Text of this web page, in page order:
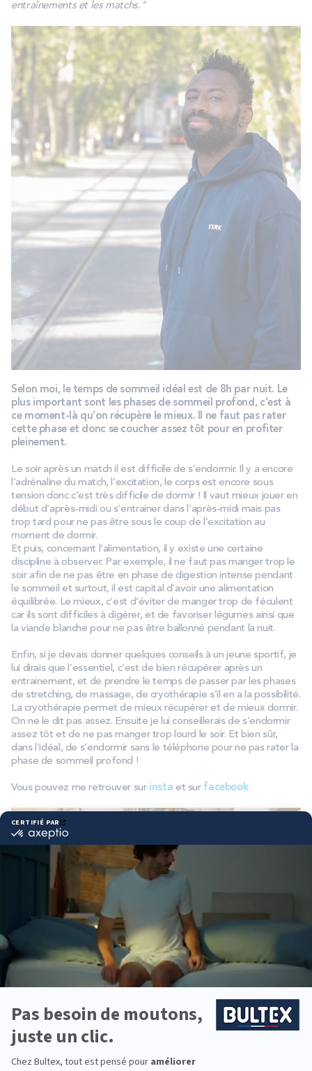
entraînements et les matchs."
Selon moi, le temps de sommeil idéal est de 8h par nuit. Le
plus important sont les phases de sommeil profond, c’est à
ce moment-là qu’on récupère le mieux. Il ne faut pas rater
cette phase et donc se coucher assez tôt pour en profiter
pleinement.
Le soir après un match il est difficile de s’endormir. Il y a encore
l’adrénaline du match, l’excitation, le corps est encore sous
tension donc c’est très difficile de dormir ! Il vaut mieux jouer en
début d’après-midi ou s’entrainer dans l’après-midi mais pas
trop tard pour ne pas être sous le coup de l’excitation au
moment de dormir.
Et puis, concernant l’alimentation, il y existe une certaine
discipline à observer. Par exemple, il ne faut pas manger trop le
soir afin de ne pas être en phase de digestion intense pendant
le sommeil et surtout, il est capital d’avoir une alimentation
équilibrée. Le mieux, c’est d’éviter de manger trop de féculent
car ils sont difficiles à digérer, et de favoriser légumes ainsi que
la viande blanche pour ne pas être ballonné pendant la nuit.
Enfin, si je devais donner quelques conseils à un jeune sportif, je
lui dirais que l’essentiel, c’est de bien récupérer après un
entrainement, et de prendre le temps de passer par les phases
de stretching, de massage, de cryothérapie s’il en a la possibilité.
La cryothérapie permet de mieux récupérer et de mieux dormir.
On ne le dit pas assez. Ensuite je lui conseillerais de s’endormir
assez tôt et de ne pas manger trop lourd le soir. Et bien sûr,
dans l’idéal, de s’endormir sans le téléphone pour ne pas rater la
phase de sommeil profond !
Vous pouvez me retrouver sur insta et sur facebook
C’est pourquoi le SommeilLab Bultex, pour moi, c’est une
merveilleuse opportunité. On ne sait pas tout sur le sommeil, et
vulgariser des contenus sur le sujet peut permettre à chacun de
mieux le comprendre et donc, de passer des nuits plus